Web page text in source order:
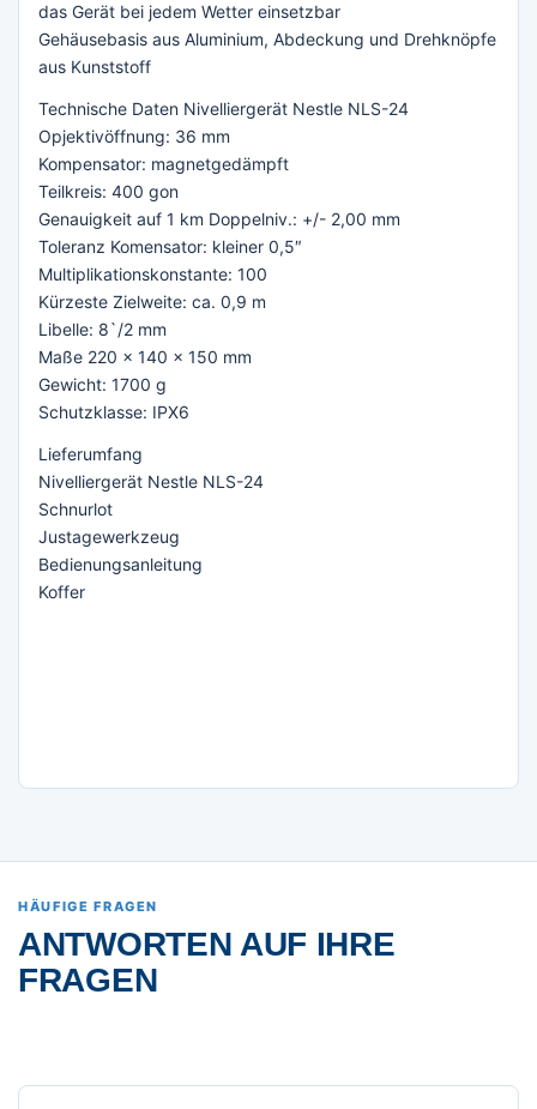
das Gerät bei jedem Wetter einsetzbar
Gehäusebasis aus Aluminium, Abdeckung und Drehknöpfe
aus Kunststoff
Technische Daten Nivelliergerät Nestle NLS-24
Opjektivöffnung: 36 mm
Kompensator: magnetgedämpft
Teilkreis: 400 gon
Genauigkeit auf 1 km Doppelniv.: +/- 2,00 mm
Toleranz Komensator: kleiner 0,5″
Multiplikationskonstante: 100
Kürzeste Zielweite: ca. 0,9 m
Libelle: 8`/2 mm
Maße 220 x 140 x 150 mm
Gewicht: 1700 g
Schutzklasse: IPX6
Lieferumfang
Nivelliergerät Nestle NLS-24
Schnurlot
Justagewerkzeug
Bedienungsanleitung
Koffer
HÄUFIGE FRAGEN
ANTWORTEN AUF IHRE
FRAGEN